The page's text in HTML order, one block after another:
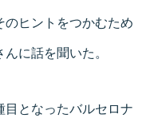
ヒントをつかむため
に話を聞いた。
となったバルセロナ